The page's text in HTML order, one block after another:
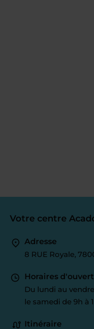
Votre centre
Adresse
8 RUE Royale,
Horaires
Du lundi au
le samedi de 9h à
Itinéraire